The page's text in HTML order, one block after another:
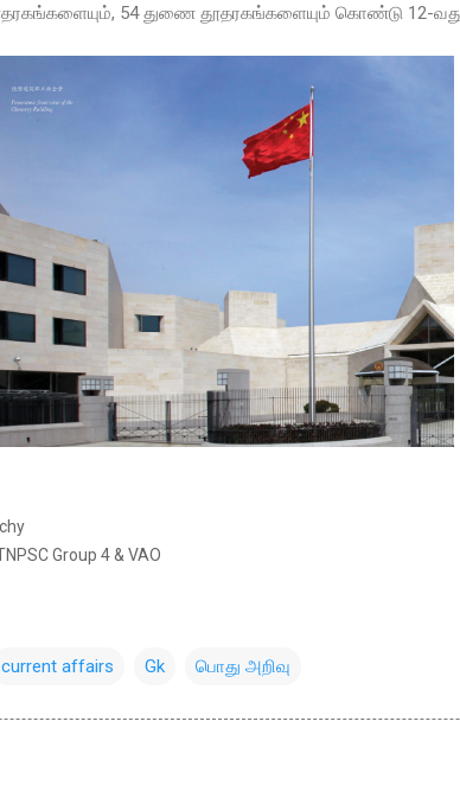
54 துணை தூதரகங்களையும் கொண்டு 12-
Group 4 & VAO
current affairs Gk பொது அறிவு